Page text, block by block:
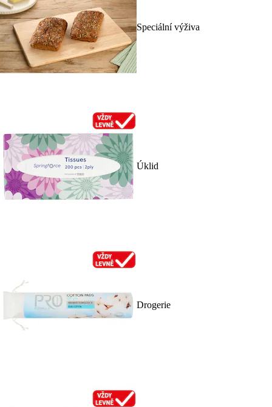
Speciální výživa
Úklid
Drogerie